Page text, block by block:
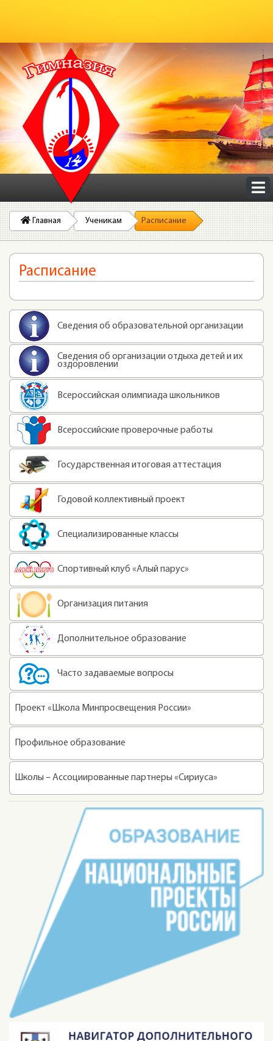
Главная Ученикам Расписание
Расписание
Сведения об образовательной организации
Сведения об организации отдыха детей и их
оздоровлении
Всероссийская олимпиада школьников
Всероссийские проверочные работы
Государственная итоговая аттестация
Годовой коллективный проект
Специализированные классы
Спортивный клуб «Алый парус»
Организация питания
Дополнительное образование
Часто задаваемые вопросы
Проект «Школа Минпросвещения России»
Профильное образование
Школы – Ассоциированные партнеры «Сириуса»